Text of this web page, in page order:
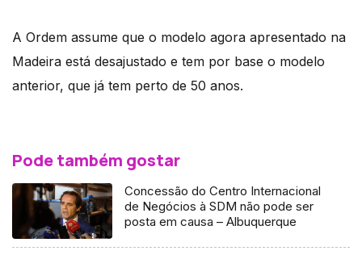
A Ordem assume que o modelo agora apresentado na
Madeira está desajustado e tem por base o modelo
anterior, que já tem perto de 50 anos.
Pode também gostar
Concessão do Centro Internacional
de Negócios à SDM não pode ser
posta em causa – Albuquerque